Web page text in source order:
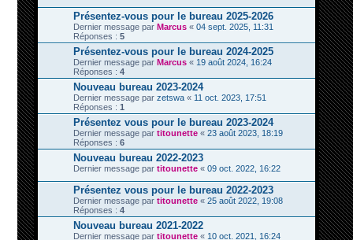
Présentez-vous pour le bureau 2025-2026
Dernier message par Marcus« 04 sept. 2025, 11:31
Réponses : 5
Présentez-vous pour le bureau 2024-2025
Dernier message par Marcus« 19 août 2024, 16:24
Réponses : 4
Nouveau bureau 2023-2024
Dernier message par zetswa« 11 oct. 2023, 17:51
Réponses : 1
Présentez vous pour le bureau 2023-2024
Dernier message par titounette« 23 août 2023, 18:19
Réponses : 6
Nouveau bureau 2022-2023
Dernier message par titounette« 09 oct. 2022, 16:22
Présentez vous pour le bureau 2022-2023
Dernier message par titounette« 25 août 2022, 19:08
Réponses : 4
Nouveau bureau 2021-2022
Dernier message par titounette« 10 oct. 2021, 16:24